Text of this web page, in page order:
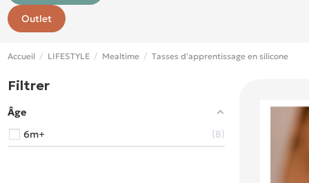
Outlet
Accueil LIFESTYLE Mealtime Tasses d'apprentissage en silicone
Filtrer
Âge
6m+
8